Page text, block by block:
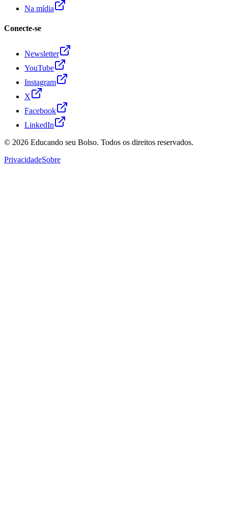
Na mídia
Conecte-se
Newsletter
YouTube
Instagram
X
Facebook
LinkedIn
© 2026 Educando seu Bolso. Todos os direitos reservados.
PrivacidadeSobre